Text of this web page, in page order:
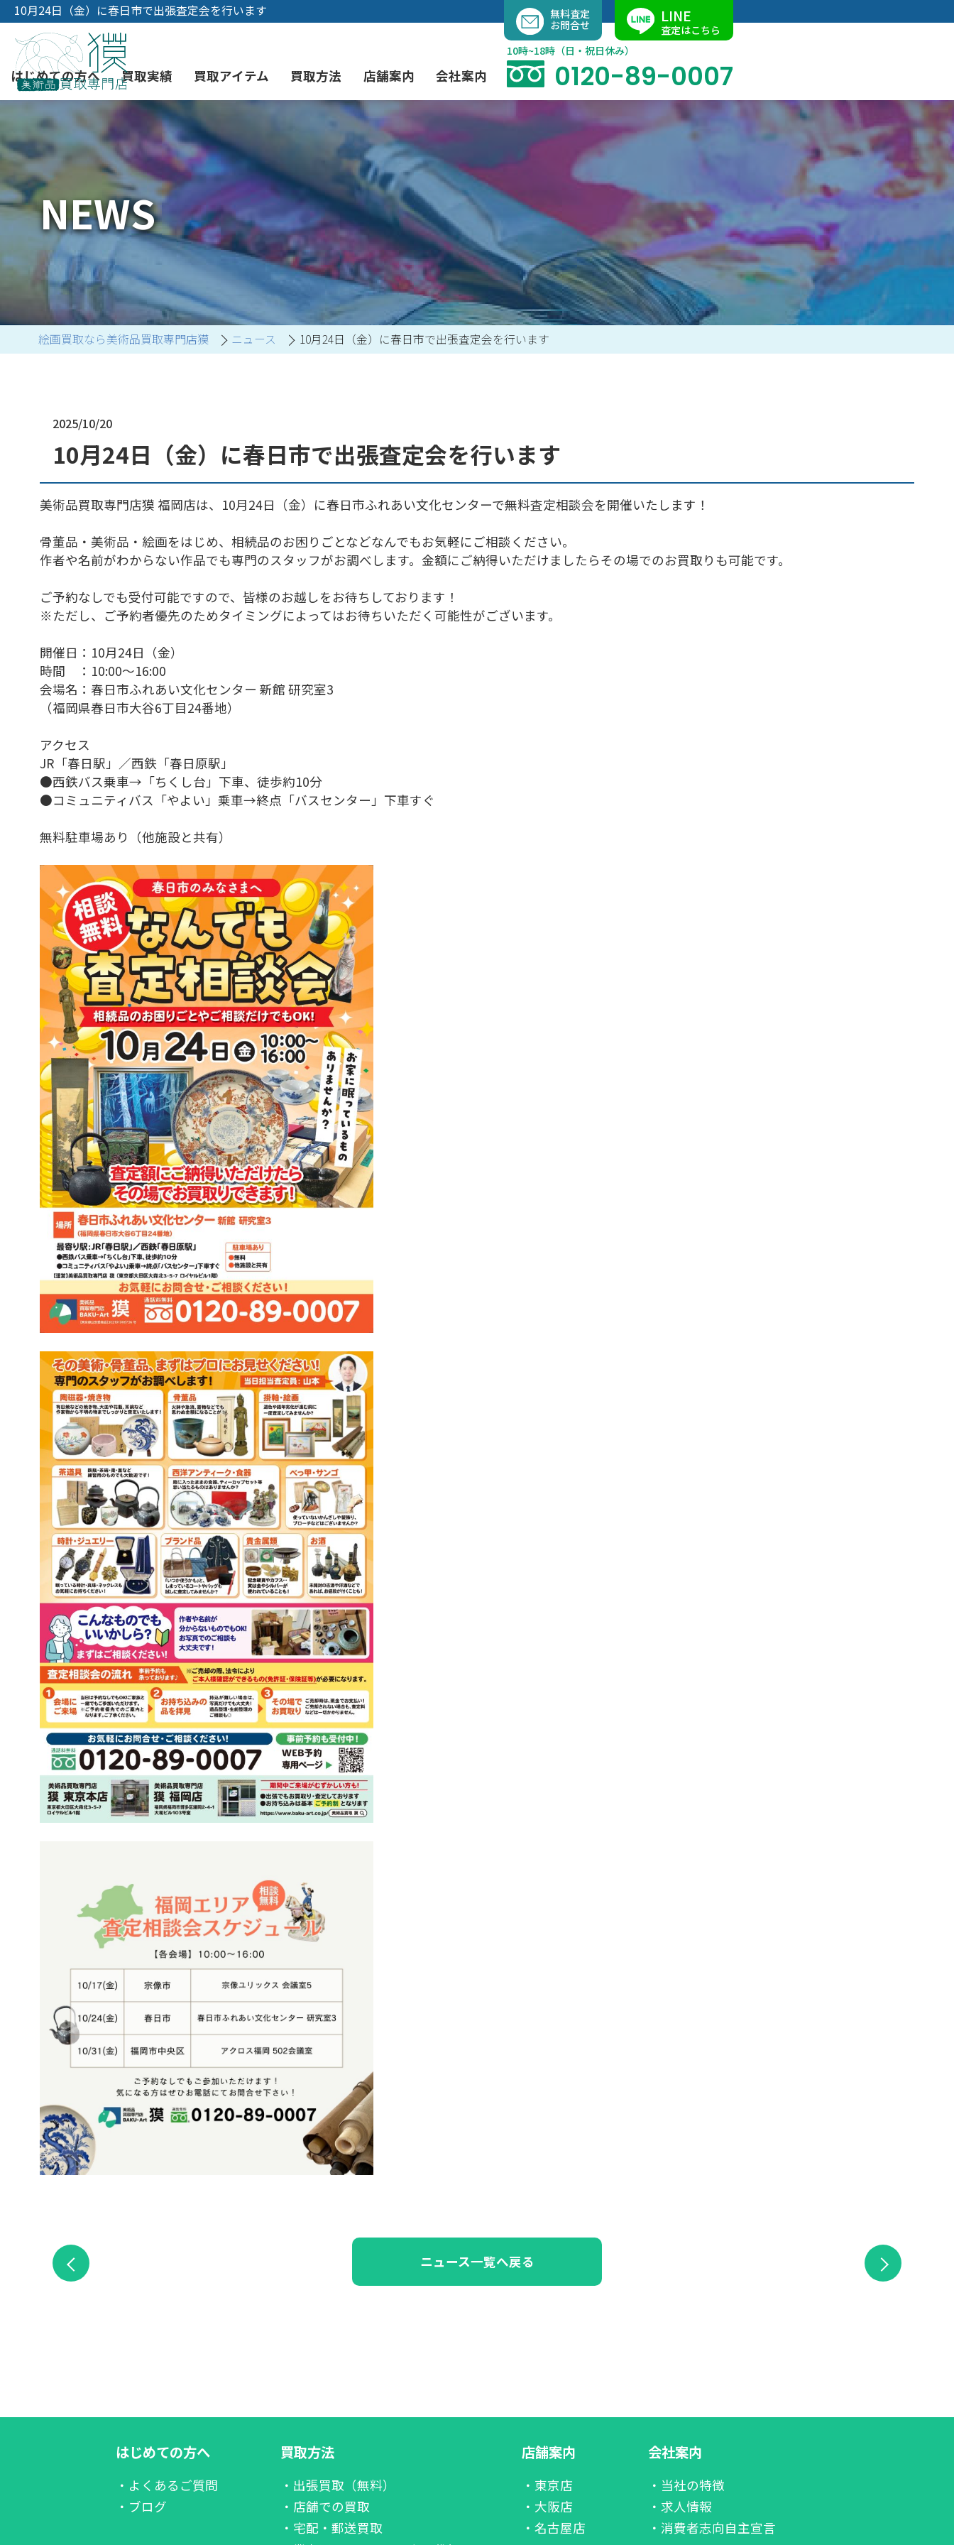
容
キ
ッ
プ
10月24日（金）に春日市で出張査定会を行います
はじめての方へ
初めての美術品売却 よくあるご質問
YOUTUBE instagram Facebook
買取実績 買取アイテム
絵画買取 現代アート買取
骨董品買取 茶道具買取 陶磁器・陶器買取
西洋アンティーク買取 彫刻・ブロンズ買取 美術品・古美術品買取
中国骨董品買取 工芸品買取 ジュエリー・ウォッチ買取
買取方法
3つの買取方法 出張買取（無料）
宅配・郵送買取 業者間オークション出品代行 催事買取
時価評価サービス
店舗案内
東京店 大阪店
会社案内
会社概要 当社の特徴
消費者志向自主宣言
無料査定
お問合せ
LINE
査定はこちら
10時~18時（日・祝日休み）
0120-89-0007
NEWS
絵画買取なら美術品買取専門店獏 ニュース 10月24日（金）に春日市で出張査定会を行います
2025/10/20
10月24日（金）に春日市で出張査定会を行います
美術品買取専門店獏 福岡店は、10月24日（金）に春日市ふれあい文化センターで無料査定相談会を開催いたします！
骨董品・美術品・絵画をはじめ、相続品のお困りごとなどなんでもお気軽にご相談ください。
作者や名前がわからない作品でも専門のスタッフがお調べします。金額にご納得いただけましたらその場でのお買取りも可能です。
ご予約なしでも受付可能ですので、皆様のお越しをお待ちしております！
※ただし、ご予約者優先のためタイミングによってはお待ちいただく可能性がございます。
開催日：10月24日（金）
時間 ：10:00～16:00
会場名：春日市ふれあい文化センター 新館 研究室3
（福岡県春日市大谷6丁目24番地）
アクセス
JR「春日駅」／西鉄「春日原駅」
●西鉄バス乗車→「ちくし台」下車、徒歩約10分
●コミュニティバス「やよい」乗車→終点「バスセンター」下車すぐ
無料駐車場あり（他施設と共有）
ニュース一覧へ戻る
はじめての方へ
・よくあるご質問
・ブログ
買取方法
・出張買取（無料）
・店舗での買取
・宅配・郵送買取
店舗案内
・東京店
・大阪店
・名古屋店
会社案内
・当社の特徴
・求人情報
・消費者志向自主宣言